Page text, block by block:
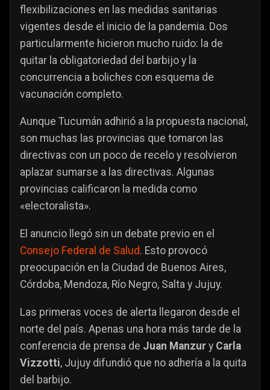
flexibilizaciones en las medidas sanitarias
vigentes desde el inicio de la pandemia. Dos
particularmente hicieron mucho ruido: la de
quitar la obligatoriedad del barbijo y la
concurrencia a boliches con esquema de
vacunación completo.
Aunque Tucumán adhirió a la propuesta nacional,
son muchas las provincias que tomaron las
directivas con un poco de recelo y resolvieron
aplazar sumarse a las directivas. Algunas
provincias calificaron la medida como
«electoralista».
El anuncio llegó sin un debate previo en el
Consejo Federal de Salud. Esto provocó
preocupación en la Ciudad de Buenos Aires,
Córdoba, Mendoza, Río Negro, Salta y Jujuy.
Las primeras voces de alerta llegaron desde el
norte del país. Apenas una hora más tarde de la
conferencia de prensa de Juan Manzur y Carla
Vizzotti, Jujuy difundió que no adhería a la quita
del barbijo.